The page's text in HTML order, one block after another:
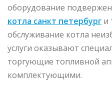
оборудование
котла санкт петербург и
обслуживание котла
услуги оказывают
торгующие топливной
комплектующими.